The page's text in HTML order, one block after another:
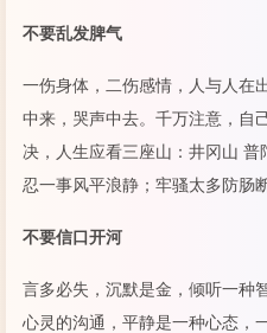
不要乱发脾气
一伤身体，二伤感情，人与人
中来，哭声中去。千万注意，自
决，人生应看三座山：井冈山 普
忍一事风平浪静；牢骚太多防肠
不要信口开河
言多必失，沉默是金，倾听一种
心灵的沟通，平静是一种心态，